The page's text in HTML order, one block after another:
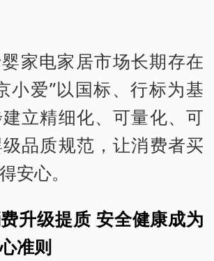
家电家居市场长期存在
小爱”以国标、行标为基
立精细化、可量化、可
品质规范，让消费者买
安心。
升级提质 安全健康成为
准则